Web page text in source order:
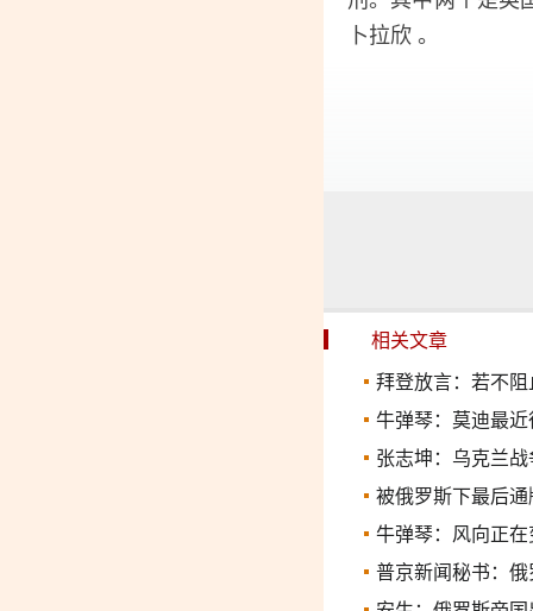
卜拉欣 。
相关文章
拜登放言：若不
牛弹琴：莫迪最
张志坤：乌克兰
被俄罗斯下最后
牛弹琴：风向正
普京新闻秘书：